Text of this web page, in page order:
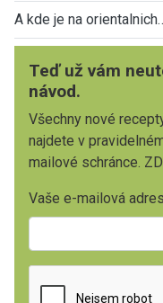
A kde je na
Teď už vám
návod.
Všechny nové
najdete v
mailové schránce.
Vaše e-mailová